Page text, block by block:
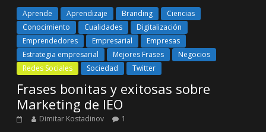
Aprende Aprendizaje Branding
Ciencias
Conocimiento
Cualidades
Digitalización
Emprendedores
Empresarial
Empresas
Estrategia empresarial
Mejores Frases
Negocios
Redes Sociales
Sociedad Twitter
Frases bonitas y exitosas sobre
Marketing de IEO
Dimitar Kostadinov 1